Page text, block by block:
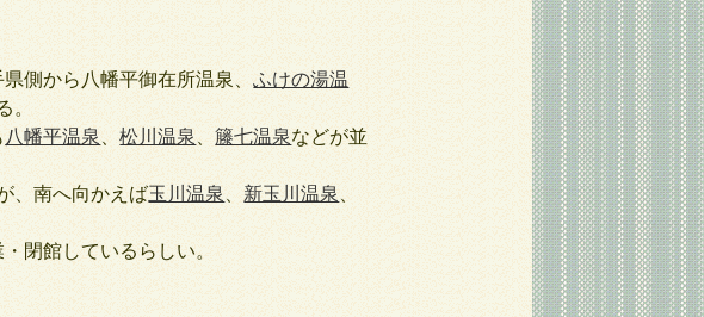
側から八幡平御在所温泉、ふけの湯温
。
八幡平温泉 、松川温泉 、籐七温泉などが並
、南へ向かえば玉川温泉 新玉川温泉
閉館しているらしい。